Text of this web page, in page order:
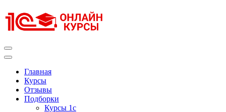
к
содержимому
Главная
Курсы
Отзывы
Подборки
Курсы 1с